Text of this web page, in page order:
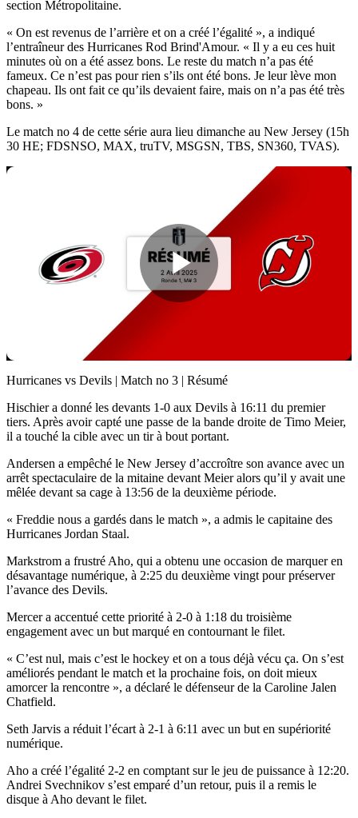
section Métropolitaine.
« On est revenus de l’arrière et on a créé l’égalité », a indiqué
l’entraîneur des Hurricanes Rod Brind'Amour. « Il y a eu ces huit
minutes où on a été assez bons. Le reste du match n’a pas été
fameux. Ce n’est pas pour rien s’ils ont été bons. Je leur lève mon
chapeau. Ils ont fait ce qu’ils devaient faire, mais on n’a pas été très
bons. »
Le match no 4 de cette série aura lieu dimanche au New Jersey (15h
30 HE; FDSNSO, MAX, truTV, MSGSN, TBS, SN360, TVAS).
Play
Video
Hurricanes vs Devils | Match no 3 | Résumé
Hischier a donné les devants 1-0 aux Devils à 16:11 du premier
tiers. Après avoir capté une passe de la bande droite de Timo Meier,
il a touché la cible avec un tir à bout portant.
Andersen a empêché le New Jersey d’accroître son avance avec un
arrêt spectaculaire de la mitaine devant Meier alors qu’il y avait une
mêlée devant sa cage à 13:56 de la deuxième période.
« Freddie nous a gardés dans le match », a admis le capitaine des
Hurricanes Jordan Staal.
Markstrom a frustré Aho, qui a obtenu une occasion de marquer en
désavantage numérique, à 2:25 du deuxième vingt pour préserver
l’avance des Devils.
Mercer a accentué cette priorité à 2-0 à 1:18 du troisième
engagement avec un but marqué en contournant le filet.
« C’est nul, mais c’est le hockey et on a tous déjà vécu ça. On s’est
améliorés pendant le match et la prochaine fois, on doit mieux
amorcer la rencontre », a déclaré le défenseur de la Caroline Jalen
Chatfield.
Seth Jarvis a réduit l’écart à 2-1 à 6:11 avec un but en supériorité
numérique.
Aho a créé l’égalité 2-2 en comptant sur le jeu de puissance à 12:20.
Andrei Svechnikov s’est emparé d’un retour, puis il a remis le
disque à Aho devant le filet.